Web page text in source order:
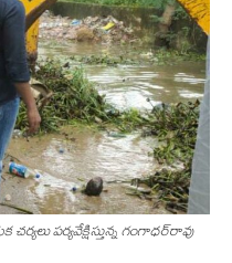
ప‌ర్య‌వేక్షిస్తున్న గంగాధ‌ర్‌రావు